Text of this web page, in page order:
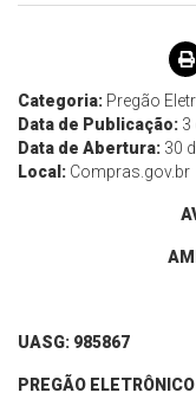
Categoria: Pregão
Data de Publicação: 3
Data de Abertura: 30
Local: Compras.gov.br
UASG: 985867
PREGÃO